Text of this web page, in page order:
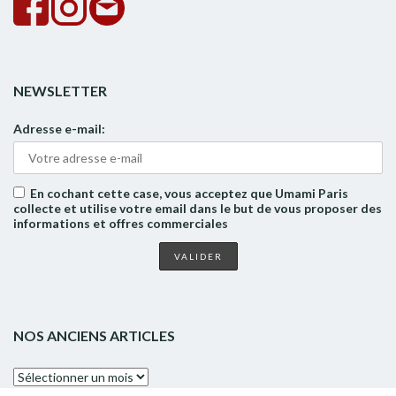
NEWSLETTER
Adresse e-mail:
En cochant cette case, vous acceptez que Umami Paris
collecte et utilise votre email dans le but de vous proposer des
informations et offres commerciales
NOS ANCIENS ARTICLES
Nos